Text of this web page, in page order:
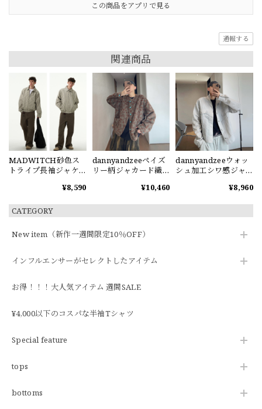
CATEGORY
New item（新作一週間限定10％OFF）
インフルエンサーがセレクトしたアイテム
お得！！！大人気アイテム 週間SALE
¥4,000以下のコスパな半袖Tシャツ
Special feature
tops
bottoms
この商品をアプリで見る
通報する
関連商品
MADWITCH砂色ス
トライプ長袖ジャケ
¥8,590
dannyandzeeペイズ
リー柄ジャカード織
¥10,460
dannyandzeeウォッ
シュ加工シワ感ジャ
¥8,960